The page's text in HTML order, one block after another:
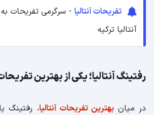
تفریحات آنتالیا - سرگرمی تفریحات به
آنتالیا ترکیه
رفتینگ آنتالیا؛ یکی از بهترین
در میانبهترین تفریحات آنتالیا، رفتینگ